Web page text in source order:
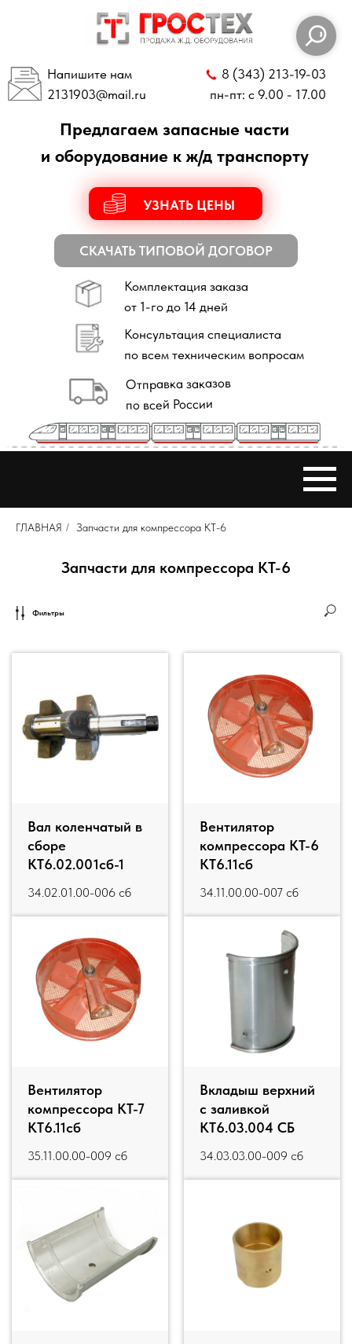
пн-пт: с 9.00 - 17.00
2131903
СКАЧАТЬ ТИПОВОЙ ДОГОВОР
Предлагаем запасные части
Комплектация заказа
от 1-го до 14 дней
по всем техническим вопросам
по всей России
ГЛАВНАЯ / Запчасти для компрессора КТ-6
Запчасти для компрессора КТ-6
Фильтры
Вал коленчатый в
сборе
КТ6.02.001сб-1
34.02.01.00-006 сб
Вентилятор
компрессора КТ-6
КТ6.11сб
34.11.00.00-007 сб
Вентилятор
компрессора КТ-7
КТ6.11сб
35.11.00.00-009 сб
Вкладыш верхний
с заливкой
КТ6.03.004 СБ
34.03.03.00-009 сб